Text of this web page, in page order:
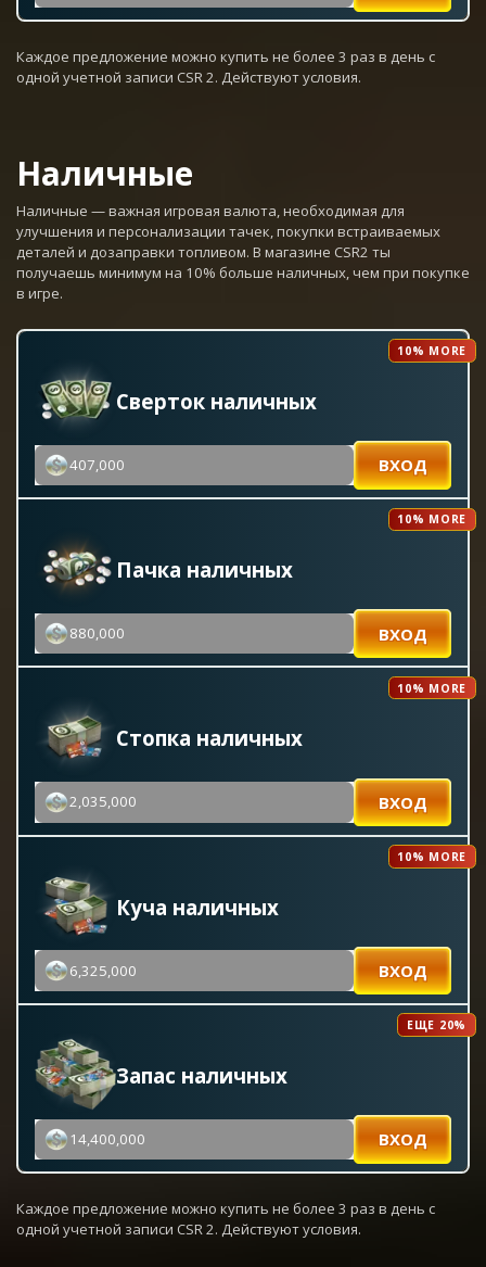
Каждое предложение можно купить не более 3 раз в день с
одной учетной записи CSR 2. Действуют условия.
Наличные
Наличные — важная игровая валюта, необходимая для
улучшения и персонализации тачек, покупки встраиваемых
деталей и дозаправки топливом. В магазине CSR2 ты
получаешь минимум на 10% больше наличных, чем при покупке
в игре.
10% MORE
Сверток наличных
407,000 ВХОД
10% MORE
Пачка наличных
880,000 ВХОД
10% MORE
Стопка наличных
2,035,000 ВХОД
10% MORE
Куча наличных
6,325,000 ВХОД
ЕЩЕ 20%
Запас наличных
14,400,000 ВХОД
Каждое предложение можно купить не более 3 раз в день с
одной учетной записи CSR 2. Действуют условия.